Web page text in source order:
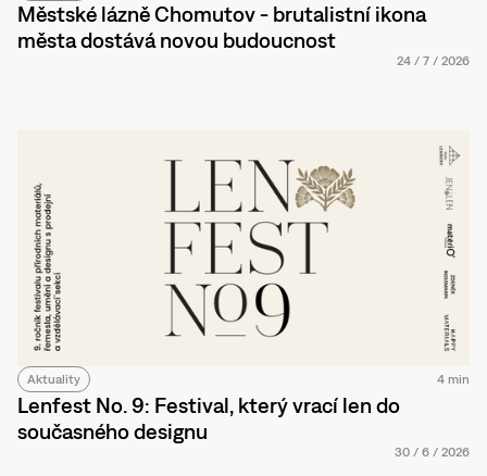
Městské lázně Chomutov - brutalistní ikona
města dostává novou budoucnost
24 / 7 / 2026
Aktuality 4 min
Lenfest No. 9: Festival, který vrací len do
současného designu
30 / 6 / 2026